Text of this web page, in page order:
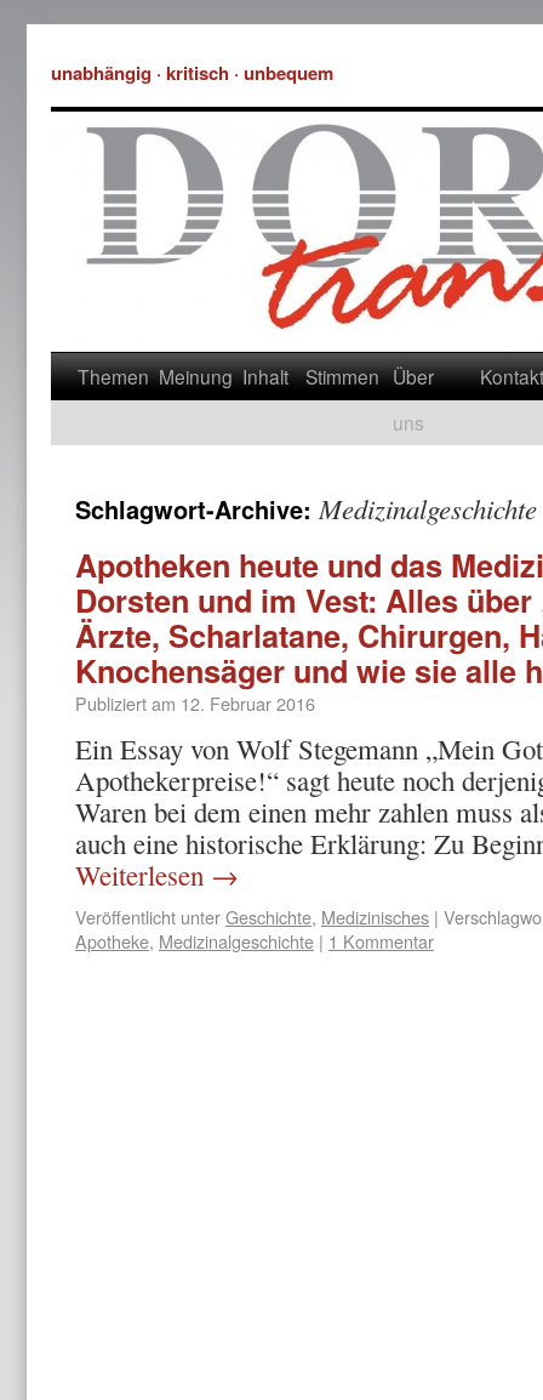
unabhängig · kritisch · unbequem
Themen Meinung Inhalt Stimmen Über
uns
Kontakt
Schlagwort-Archive:Medizinalgeschichte
Apotheken heute und das
Dorsten und im Vest: Alles
Ärzte, Scharlatane, Chirurgen,
Knochensäger und wie sie alle
Publiziert am 12. Februar 2016
Ein Essay von Wolf Stegemann „Mein
Apothekerpreise!“ sagt heute noch
Waren bei dem einen mehr zahlen muss
auch eine historische Erklärung: Zu
Weiterlesen →
Veröffentlicht unterGeschichte, Medizinisches |
Apotheke, Medizinalgeschichte | 1 Kommentar